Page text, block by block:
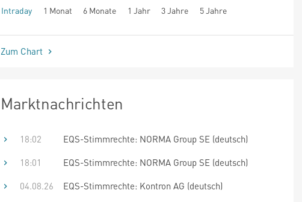
Intraday 1 Monat 6 Monate 1 Jahr 3 Jahre 5 Jahre
seit Beginn
Zum Chart
Marktnachrichten
18:02
EQS-Stimmrechte: NORMA Group SE (deutsch)
18:01
EQS-Stimmrechte: NORMA Group SE (deutsch)
04.08.26
EQS-Stimmrechte: Kontron AG (deutsch)